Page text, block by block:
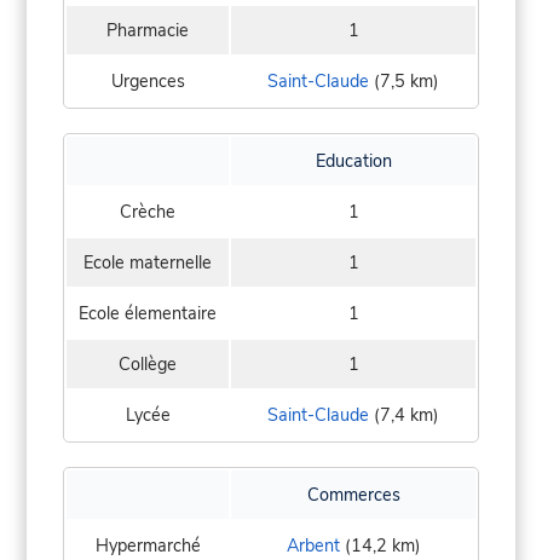
Pharmacie 1
Urgences Saint-Claude (7,5 km)
Education
Crèche 1
Ecole maternelle 1
Ecole élementaire 1
Collège 1
Lycée Saint-Claude (7,4 km)
Commerces
Hypermarché Arbent(14,2 km)